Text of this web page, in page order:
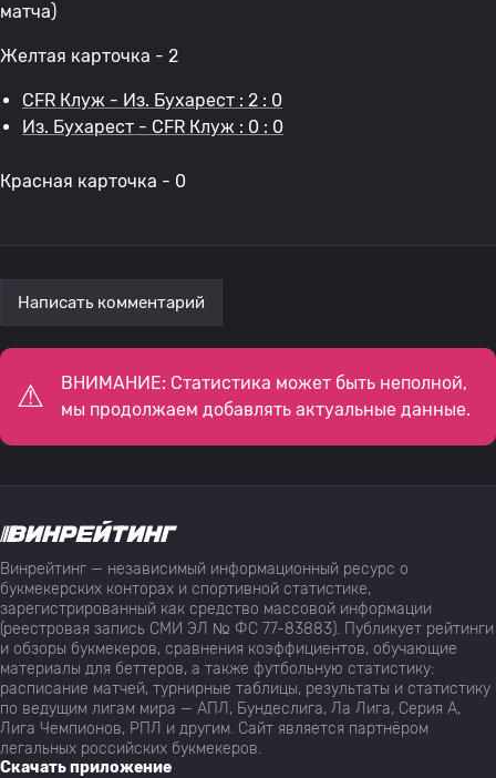
матча)
Желтая карточка - 2
CFR Клуж - Из. Бухарест : 2 : 0
Из. Бухарест - CFR Клуж : 0 : 0
Красная карточка - 0
Написать комментарий
ВНИМАНИЕ: Статистика может быть неполной,
мы продолжаем добавлять актуальные данные.
Винрейтинг — независимый информационный ресурс о
букмекерских конторах и спортивной статистике,
зарегистрированный как средство массовой информации
(реестровая запись СМИ ЭЛ № ФС 77-83883). Публикует рейтинги
и обзоры букмекеров, сравнения коэффициентов, обучающие
материалы для беттеров, а также футбольную статистику:
расписание матчей, турнирные таблицы, результаты и статистику
по ведущим лигам мира — АПЛ, Бундеслига, Ла Лига, Серия А,
Лига Чемпионов, РПЛ и другим. Сайт является партнёром
легальных российских букмекеров.
Скачать приложение